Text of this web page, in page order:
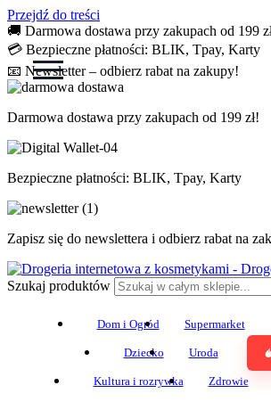
Przejdź do treści
🚚 Darmowa dostawa przy zakupach od 199
💳 Bezpieczne płatności: BLIK, Tpay, Karty
📧 Newsletter – odbierz rabat na zakupy!
Darmowa dostawa przy zakupach od 199 zł!
Bezpieczne płatności: BLIK, Tpay, Karty
Zapisz się do newslettera i odbierz rabat na
Szukaj produktów
Dom i Ogród Supermarket
Dziecko Uroda
Kultura i rozrywka Zdrowie